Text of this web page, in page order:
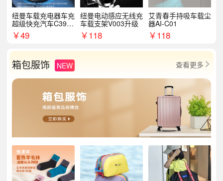
纽曼车载充电器车充
超级快充汽车C39提
手拉环
￥49
纽曼电动感应无线充
车载支架V003升级
￥118
艾青春手持吸车载尘
器AI-C01
￥118
箱包服饰 NEW 查看更多 